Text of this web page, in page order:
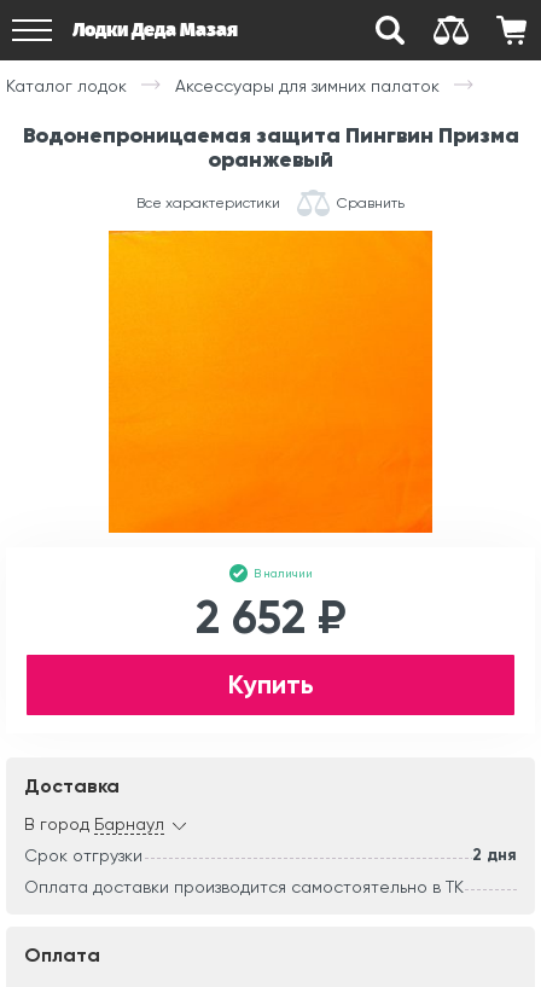
Лодки Деда Мазая
Каталог лодок Аксессуары для зимних палаток
Водонепроницаемая защита Пингвин Призма
оранжевый
Все характеристики Сравнить
В наличии
2 652 ₽
Купить
Доставка
В город Барнаул
Срок отгрузки
2 дня
Оплата доставки производится самостоятельно в ТК
Оплата